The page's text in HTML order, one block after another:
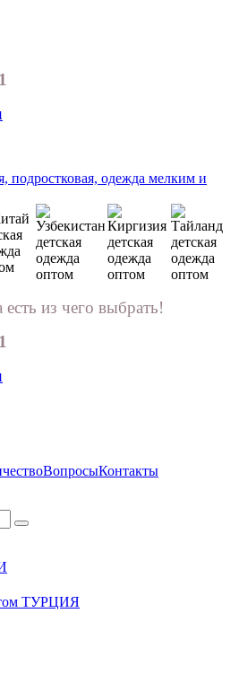
есть из чего выбрать!
ВопросыКонтакты
ТУРЦИЯ